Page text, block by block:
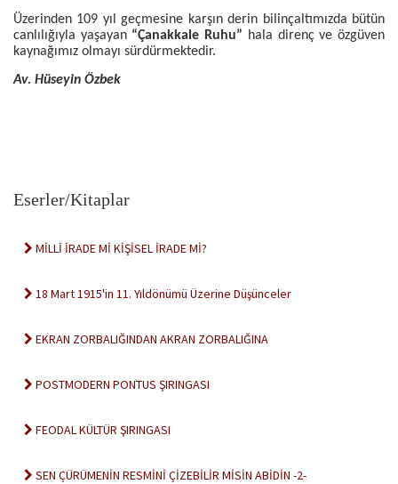
Üzerinden 109 yıl geçmesine karşın derin bilinçaltımızda bütün
canlılığıyla yaşayan “Çanakkale Ruhu” hala direnç ve özgüven
kaynağımız olmayı sürdürmektedir.
Av. Hüseyin Özbek
Eserler/Kitaplar
MİLLİ İRADE Mİ KİŞİSEL İRADE Mİ?
18 Mart 1915'in 11. Yıldönümü Üzerine Düşünceler
EKRAN ZORBALIĞINDAN AKRAN ZORBALIĞINA
POSTMODERN PONTUS ŞIRINGASI
FEODAL KÜLTÜR ŞIRINGASI
SEN ÇÜRÜMENİN RESMİNİ ÇİZEBİLİR MİSİN ABİDİN -2-